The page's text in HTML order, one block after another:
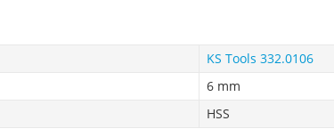
KS Tools 332.0106
6 mm
HSS